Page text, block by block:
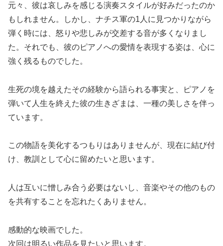
元々、彼は哀しみを感じる演奏スタイルが好みだったのか
もしれません。しかし、ナチス軍の1人に見つかりながら
弾く時には、怒りや悲しみが交差する音が多くなりまし
た。それでも、彼のピアノへの愛情を表現する姿は、心に
強く残るものでした。
生死の境を越えたその経験から語られる事実と、ピアノを
弾いて人生を終えた彼の生きざまは、一種の美しさを伴っ
ています。
この物語を美化するつもりはありませんが、現在に結び付
け、教訓として心に留めたいと思います。
人は互いに憎しみ合う必要はないし、音楽やその他のもの
を共有することを忘れたくありません。
感動的な映画でした。
次回は明るい作品を見たいと思います。